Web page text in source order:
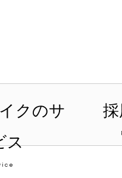
クのサ
ス
採